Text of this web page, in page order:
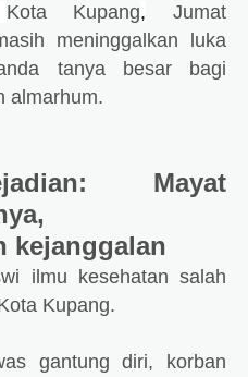
Kota Kupang, Jumat
meninggalkan luka
tanya besar bagi
almarhum.
Mayat
kejanggalan
ilmu kesehatan salah
Kupang.
gantung diri, korban